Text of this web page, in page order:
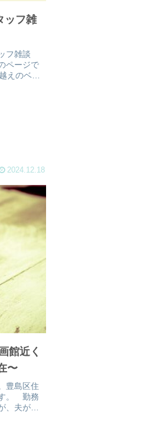
ッフ雑
フ雑談
ページで
えのベテ
2024.12.18
館近く
〜
豊島区住
。 勤務
、夫が喫